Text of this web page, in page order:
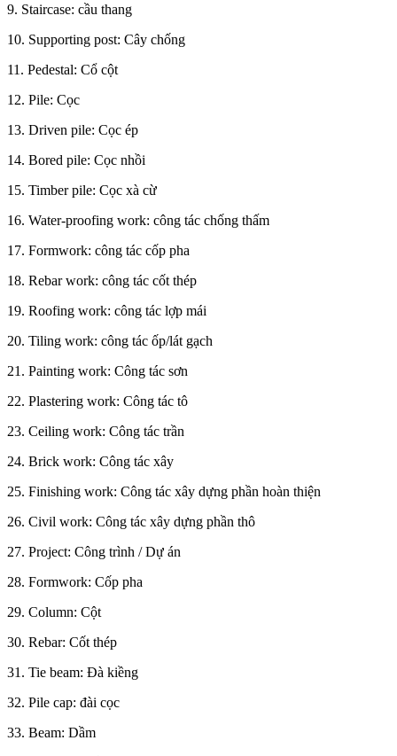
9. Staircase: cầu thang
10. Supporting post: Cây chống
11. Pedestal: Cổ cột
12. Pile: Cọc
13. Driven pile: Cọc ép
14. Bored pile: Cọc nhồi
15. Timber pile: Cọc xà cừ
16. Water-proofing work: công tác chống thấm
17. Formwork: công tác cốp pha
18. Rebar work: công tác cốt thép
19. Roofing work: công tác lợp mái
20. Tiling work: công tác ốp/lát gạch
21. Painting work: Công tác sơn
22. Plastering work: Công tác tô
23. Ceiling work: Công tác trần
24. Brick work: Công tác xây
25. Finishing work: Công tác xây dựng phần hoàn thiện
26. Civil work: Công tác xây dựng phần thô
27. Project: Công trình / Dự án
28. Formwork: Cốp pha
29. Column: Cột
30. Rebar: Cốt thép
31. Tie beam: Đà kiềng
32. Pile cap: đài cọc
33. Beam: Dầm